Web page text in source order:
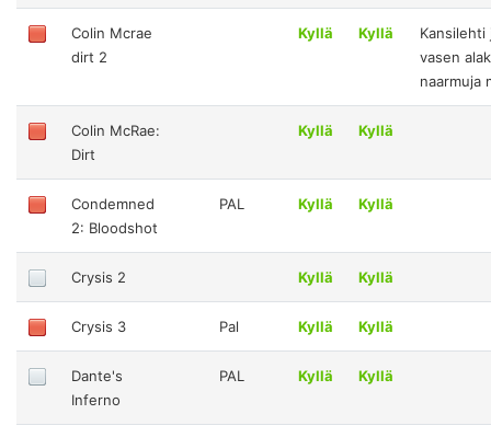
Colin Mcrae
dirt 2
Kyllä Kyllä
vasen
naarmuja
Colin McRae:
Dirt
Kyllä Kyllä
Condemned
2: Bloodshot
PAL Kyllä Kyllä
Crysis 2 Kyllä Kyllä
Crysis 3 Pal Kyllä Kyllä
Dante's
Inferno
PAL Kyllä Kyllä